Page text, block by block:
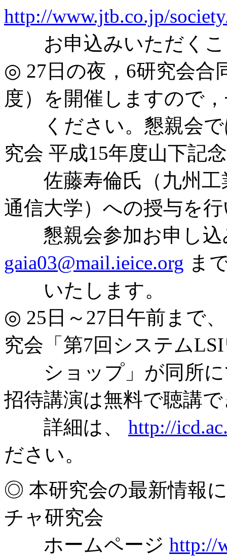
http://www.jtb.co.jp/
お申込みいただくこ
◎ 27日の夜，6研究会合
度）を開催しますので
ください。懇親会で
究会 平成15年度山下記
佐藤寿倫氏（九州工
通信大学）への授与を
懇親会参加お申し込
gaia03@mail.ieice.org ま
いたします。
◎ 25日～27日午前まで
究会「第7回システム
ショップ」が同所に
招待講演は無料で聴講
詳細は、 http://
ださい。
◎ 本研究会の最新情報
チャ研究会
ホームページ http://